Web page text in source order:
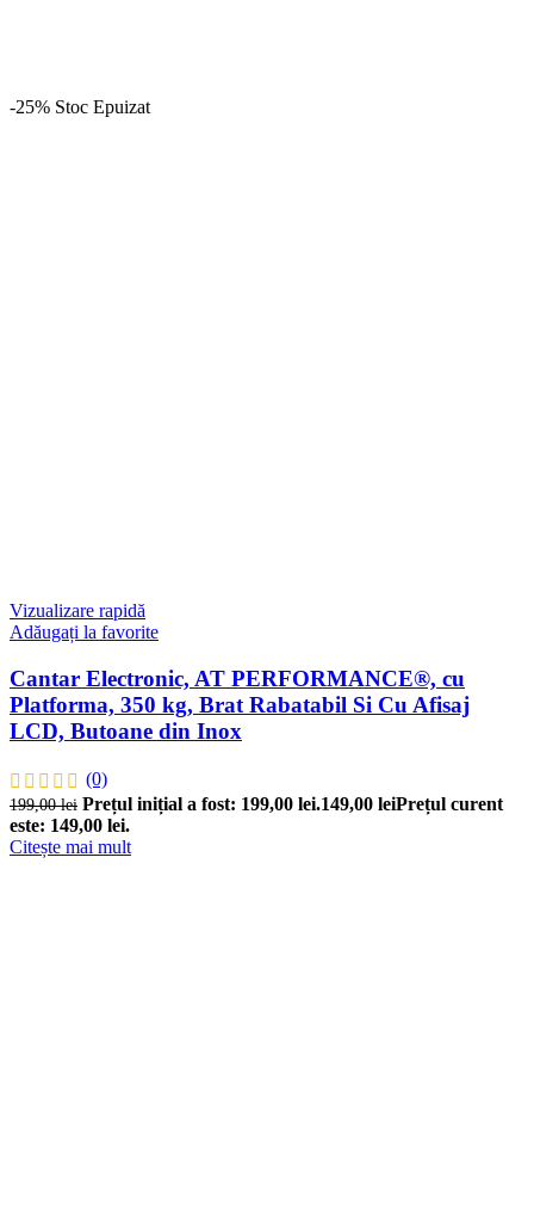
-25% Stoc Epuizat
Vizualizare rapidă
Adăugați la favorite
Cantar Electronic, AT PERFORMANCE®, cu
Platforma, 350 kg, Brat Rabatabil Si Cu Afisaj
LCD, Butoane din Inox
(0)
199,00lei Prețul inițial a fost: 199,00 lei.149,00 leiPrețul curent
este: 149,00 lei.
Citește mai mult